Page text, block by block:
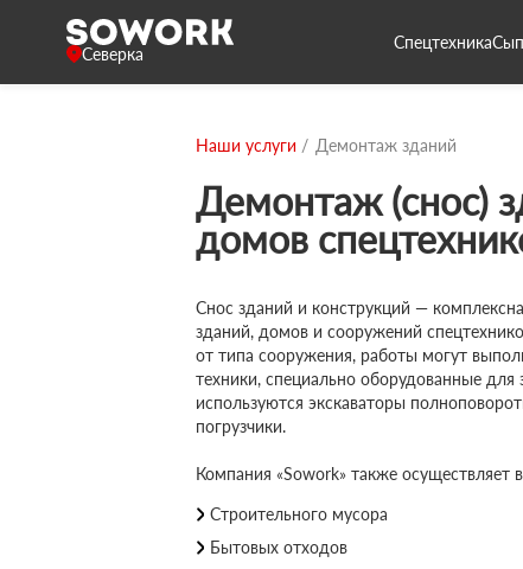
Северка
Спецтехника
Наши услуги Демонтаж зданий
Демонтаж (снос)
домов
Снос зданий и конструкций —
зданий, домов и сооружений
от типа сооружения, работы могут
техники, специально оборудованные для
используются экскаваторы
погрузчики.
Компания «Sowork» также осуществляет
Строительного мусора
Бытовых отходов